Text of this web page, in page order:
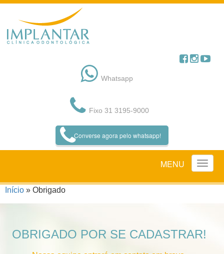
para
o
conteúdo
Whatsapp
Fixo 31 3195-9000
Converse agora pelo whatsapp!
MENU
Início » Obrigado
OBRIGADO POR SE CADASTRAR!